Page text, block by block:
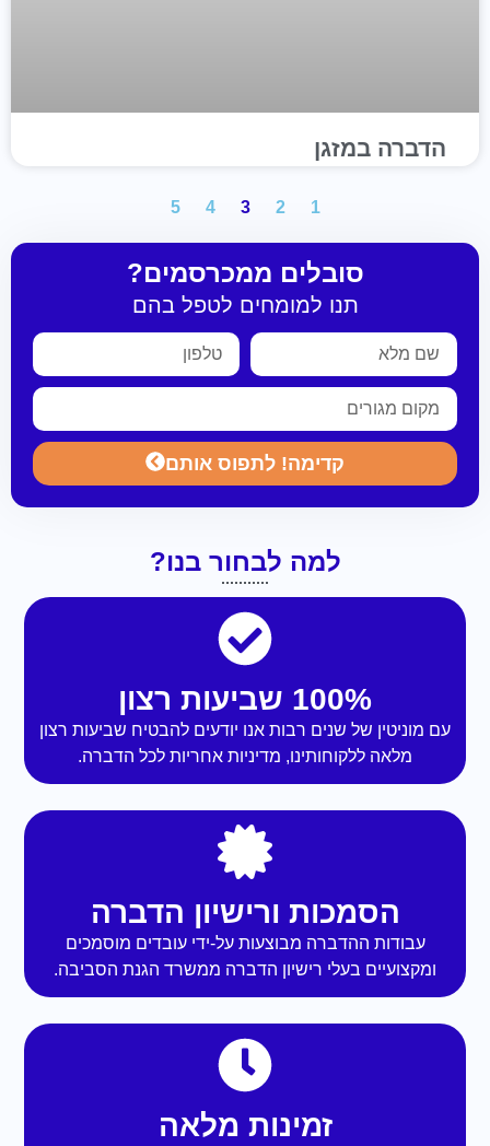
הדברה במזגן
1
2
3
4
5
סובלים ממכרסמים?
תנו למומחים לטפל בהם
קדימה! לתפוס אותם
למה לבחור בנו?
100% שביעות רצון
עם מוניטין של שנים רבות אנו יודעים להבטיח שביעות רצון
מלאה ללקוחותינו, מדיניות אחריות לכל הדברה.
הסמכות ורישיון הדברה
עבודות ההדברה מבוצעות על-ידי עובדים מוסמכים
ומקצועיים בעלי רישיון הדברה ממשרד הגנת הסביבה.
זמינות מלאה